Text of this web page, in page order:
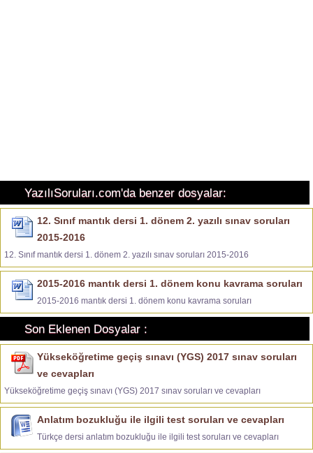
YazılıSoruları.com'da benzer dosyalar:
12. Sınıf mantık dersi 1. dönem 2. yazılı sınav soruları
2015-2016
12. Sınıf mantık dersi 1. dönem 2. yazılı sınav soruları 2015-2016
2015-2016 mantık dersi 1. dönem konu kavrama soruları
2015-2016 mantık dersi 1. dönem konu kavrama soruları
Son Eklenen Dosyalar :
Yükseköğretime geçiş sınavı (YGS) 2017 sınav soruları
ve cevapları
Yükseköğretime geçiş sınavı (YGS) 2017 sınav soruları ve cevapları
Anlatım bozukluğu ile ilgili test soruları ve cevapları
Türkçe dersi anlatım bozukluğu ile ilgili test soruları ve cevapları